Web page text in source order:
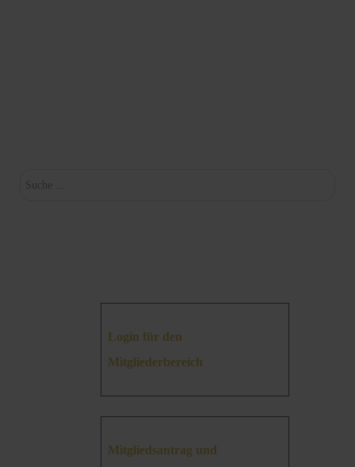
Login für den
Mitgliederbereich
Mitgliedsantrag und